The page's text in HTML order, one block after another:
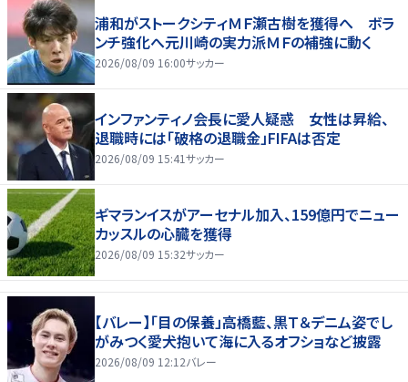
浦和がストークシティＭＦ瀬古樹を獲得へ ボラ
ンチ強化へ元川崎の実力派ＭＦの補強に動く
2026/08/09 16:00サッカー
インファンティノ会長に愛人疑惑 女性は昇給、
退職時には「破格の退職金」FIFAは否定
2026/08/09 15:41サッカー
ギマランイスがアーセナル加入、159億円でニュー
カッスルの心臓を獲得
2026/08/09 15:32サッカー
【バレー】「目の保養」高橋藍、黒Ｔ＆デニム姿でし
がみつく愛犬抱いて海に入るオフショなど披露
2026/08/09 12:12バレー